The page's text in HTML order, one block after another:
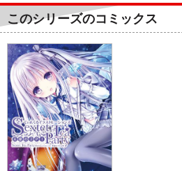
このシリーズのコミックス